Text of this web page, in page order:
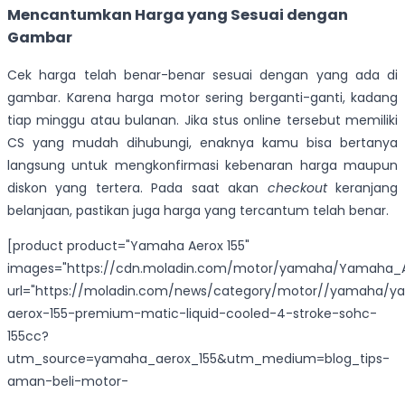
Mencantumkan Harga yang Sesuai dengan
Gambar
Cek harga telah benar-benar sesuai dengan yang ada di
gambar. Karena harga motor sering berganti-ganti, kadang
tiap minggu atau bulanan. Jika stus online tersebut memiliki
CS yang mudah dihubungi, enaknya kamu bisa bertanya
langsung untuk mengkonfirmasi kebenaran harga maupun
diskon yang tertera. Pada saat akan checkoutkeranjang
belanjaan, pastikan juga harga yang tercantum telah benar.
[product product="Yamaha Aerox 155"
images="https://cdn.moladin.com/motor/yamaha/
url="https://moladin.com/news/category/motor//yamaha/
aerox-155-premium-matic-liquid-cooled-4-stroke-sohc-
155cc?
utm_source=yamaha_aerox_155&utm_medium=blog_tips-
aman-beli-motor-